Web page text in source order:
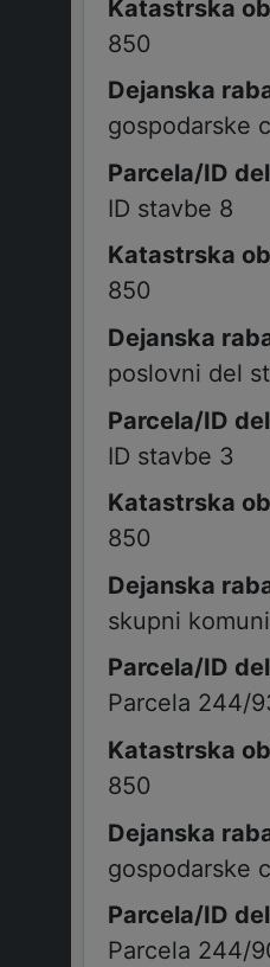
850
gospodarske
ID stavbe 8
850
poslovni del
ID stavbe 3
850
skupni
Parcela 244/
850
gospodarske
Parcela 244/